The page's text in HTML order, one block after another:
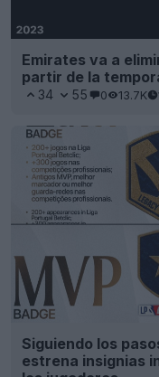
Emirates va a
partir de la
34 55 0 13.7K
Siguiendo los
estrena insignias